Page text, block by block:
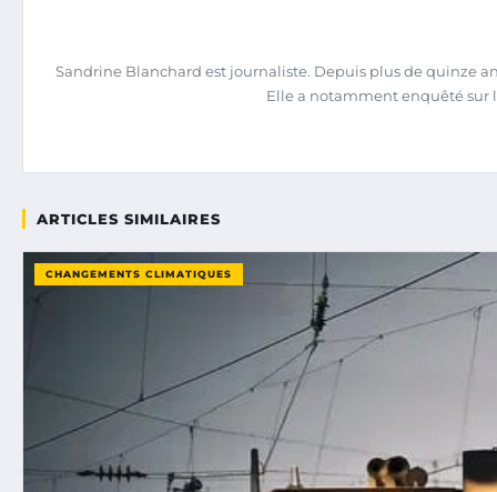
Sandrine Blanchard est journaliste. Depuis plus de quinze
Elle a notamment enquêté sur
ARTICLES SIMILAIRES
CHANGEMENTS CLIMATIQUES